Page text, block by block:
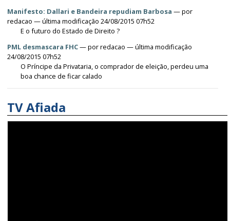
Manifesto: Dallari e Bandeira repudiam Barbosa —por
redacao — última modificação 24/08/2015 07h52
E o futuro do Estado de Direito ?
PML desmascara FHC—porredacao — última modificação
24/08/2015 07h52
O Príncipe da Privataria, o comprador de eleição, perdeu uma
boa chance de ficar calado
TV Afiada